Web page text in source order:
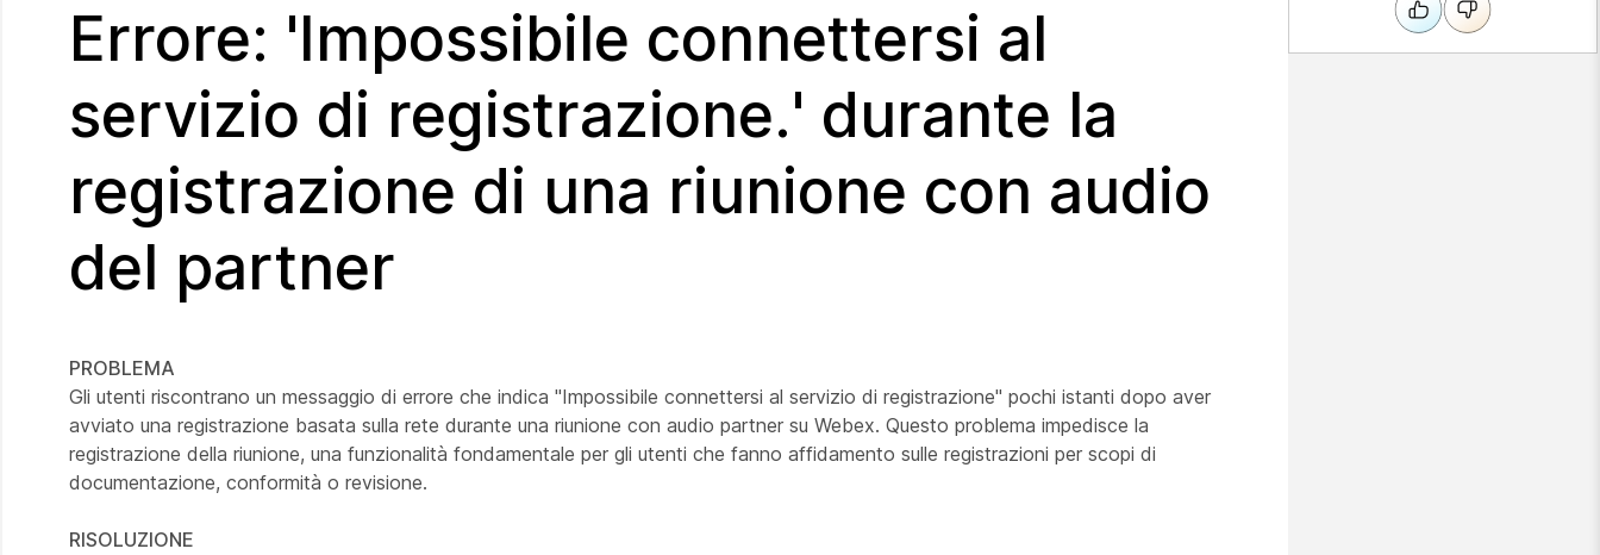
Errore: 'Impossibile connettersi al
servizio di registrazione.' durante la
registrazione di una riunione con audio
del partner
PROBLEMA
Gli utenti riscontrano un messaggio di errore che indica "Impossibile connettersi al servizio di registrazione" pochi istanti dopo aver
avviato una registrazione basata sulla rete durante una riunione con audio partner su Webex. Questo problema impedisce la
registrazione della riunione, una funzionalità fondamentale per gli utenti che fanno affidamento sulle registrazioni per scopi di
documentazione, conformità o revisione.
RISOLUZIONE